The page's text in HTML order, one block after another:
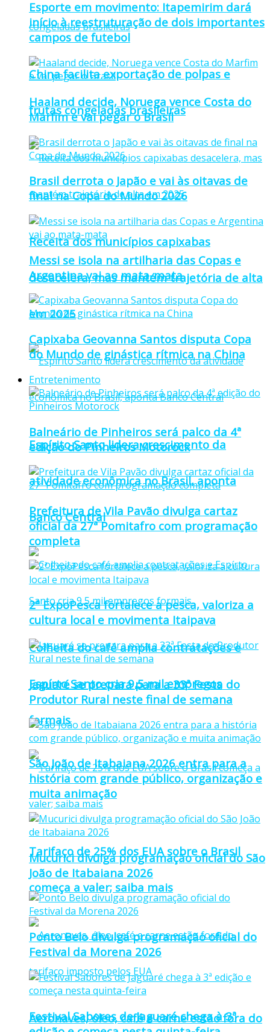
China facilita exportação de polpas e
frutas congeladas brasileiras
Receita dos municípios capixabas
desacelera, mas mantém trajetória de alta
em 2025
Espírito Santo lidera crescimento da
atividade econômica no Brasil, aponta
Banco Central
Colheita do café amplia contratações e
Espírto Santo cria 9,5 mil empregos
formais
Tarifaço de 25% dos EUA sobre o Brasil
começa a valer; saiba mais
Aeronaves, óleo, café e carne estão fora do
Esporte em movimento: Itapemirim dará
início à reestruturação de dois importantes
campos de futebol
Haaland decide, Noruega vence Costa do
Marfim e vai pegar o Brasil
Brasil derrota o Japão e vai às oitavas de
final na Copa do Mundo 2026
Messi se isola na artilharia das Copas e
Argentina vai ao mata-mata
Capixaba Geovanna Santos disputa Copa
do Mundo de ginástica rítmica na China
Entretenimento
Balneário de Pinheiros será palco da 4ª
edição do Pinheiros Motorock
Prefeitura de Vila Pavão divulga cartaz
oficial da 27ª Pomitafro com programação
completa
2ª ExpoPesca fortalece a pesca, valoriza a
cultura local e movimenta Itaipava
Jaguaré se prepara para a 33ª Festa do
Produtor Rural neste final de semana
São João de Itabaiana 2026 entra para a
história com grande público, organização e
muita animação
Mucurici divulga programação oficial do São
João de Itabaiana 2026
Ponto Belo divulga programação oficial do
Festival da Morena 2026
Festival Sabores de Jaguaré chega à 3ª